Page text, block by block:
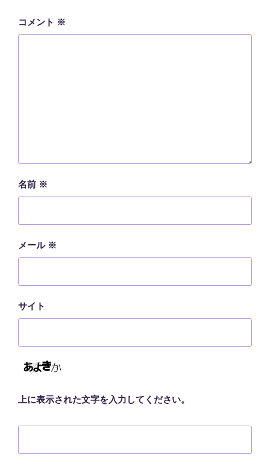
コメント ※
名前 ※
メール ※
サイト
上に表示された文字を入力してください。